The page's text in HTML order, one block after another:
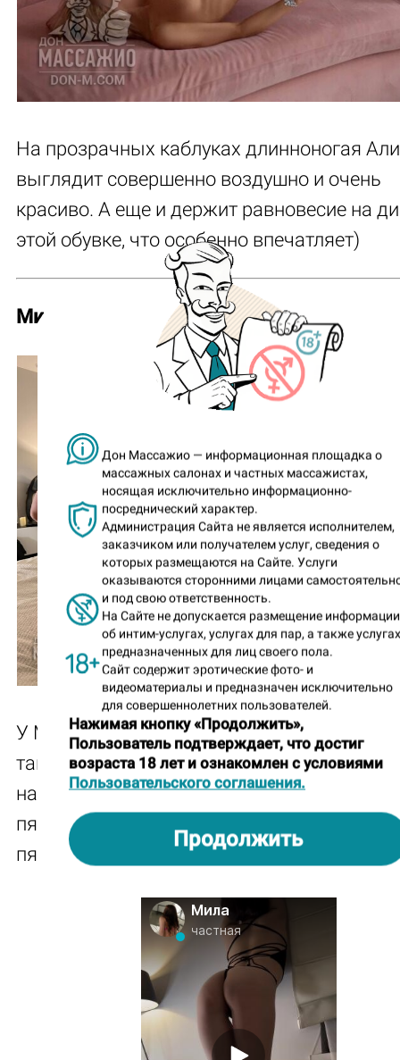
Дон Массажио — информационная площадка о
массажных салонах и частных массажистах,
носящая исключительно информационно-
посреднический характер.
Администрация Сайта не является исполнителем,
заказчиком или получателем услуг, сведения о
которых размещаются на Сайте. Услуги
оказываются сторонними лицами
и под свою ответственность.
На Сайте не допускается размещение информации
об интим-услугах, услугах для пар, а также
предназначенных для лиц своего пола.
Сайт содержит эротические фото- и
видеоматериалы и предназначен исключительно
для совершеннолетних пользователей.
Нажимая кнопку «Продолжить»,
Пользователь подтверждает, что достиг
возраста 18 лет и ознакомлен с условиями
Пользовательского соглашения.
Продолжить
На прозрачных каблуках длинноногая
выглядит совершенно воздушно и очень
красиво. А еще и держит равновесие на
этой обувке, что особенно впечатляет)
Мила (частная массажистка)
У Милы и фигурка статная, и ракурс
такой, что невольно задумаешься, на
надо будет подняться, чтобы добраться от
пяточек до попы. А потом посмотришь на
пяточки, и уже вроде можно и не
Мила
частная